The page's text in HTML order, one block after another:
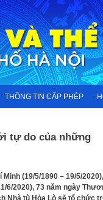
THÔNG TIN CẤP PHÉP
tự do của những
(19/5/1890 – 19/5/
6/2020), 73 năm ngày
Nhà tù Hỏa Lò sẽ tổ chức